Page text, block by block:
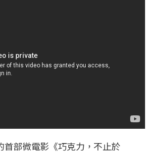
首部微電影《巧克力，不止於